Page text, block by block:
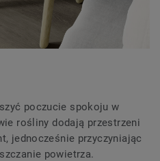
poczucie spokoju w
rośliny dodają przestrzeni
jednocześnie przyczyniając
powietrza.